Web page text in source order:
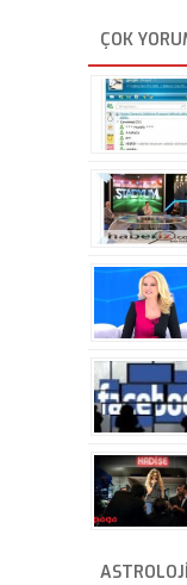
ÇOK